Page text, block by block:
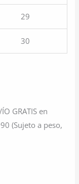
29
30
GRATIS en
(Sujeto a peso,